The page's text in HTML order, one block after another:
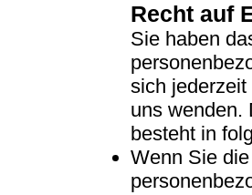
Recht auf
Sie haben
sich
uns wenden.
besteht in
Wenn Sie